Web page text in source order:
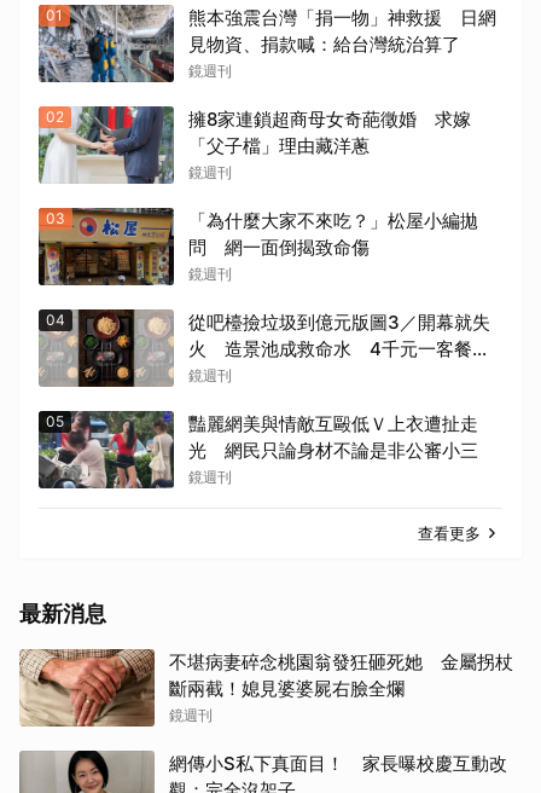
01
熊本強震台灣「捐一物」神救援 日網
見物資、捐款喊：給台灣統治算了
鏡週刊
02
擁8家連鎖超商母女奇葩徵婚 求嫁
「父子檔」理由藏洋蔥
鏡週刊
03
「為什麼大家不來吃？」松屋小編拋
問 網一面倒揭致命傷
鏡週刊
04
從吧檯撿垃圾到億元版圖3／開幕就失
火 造景池成救命水 4千元一客餐
有人5年吃了50次
鏡週刊
05
豔麗網美與情敵互毆低Ｖ上衣遭扯走
光 網民只論身材不論是非公審小三
鏡週刊
查看更多
最新消息
不堪病妻碎念桃園翁發狂砸死她 金屬拐杖
斷兩截！媳見婆婆屍右臉全爛
鏡週刊
網傳小S私下真面目！ 家長曝校慶互動改